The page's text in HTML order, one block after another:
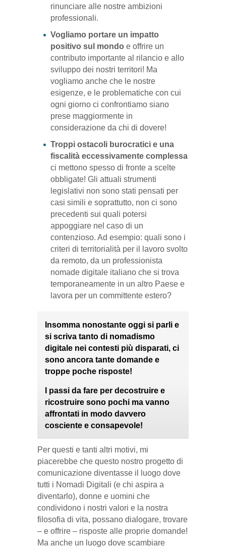
rinunciare alle nostre ambizioni
professionali.
Vogliamo portare un impatto
positivo sul mondo e offrire un
contributo importante al rilancio e allo
sviluppo dei nostri territori! Ma
vogliamo anche che le nostre
esigenze, e le problematiche con cui
ogni giorno ci confrontiamo siano
prese maggiormente in
considerazione da chi di dovere!
Troppi ostacoli burocratici e una
fiscalità eccessivamente complessa
ci mettono spesso di fronte a scelte
obbligate! Gli attuali strumenti
legislativi non sono stati pensati per
casi simili e soprattutto, non ci sono
precedenti sui quali potersi
appoggiare nel caso di un
contenzioso. Ad esempio: quali sono i
criteri di territorialità per il lavoro svolto
da remoto, da un professionista
nomade digitale italiano che si trova
temporaneamente in un altro Paese e
lavora per un committente estero?
Insomma nonostante oggi si parli e
si scriva tanto di nomadismo
digitale nei contesti più disparati, ci
sono ancora tante domande e
troppe poche risposte!
I passi da fare per decostruire e
ricostruire sono pochi ma vanno
affrontati in modo davvero
cosciente e consapevole!
Per questi e tanti altri motivi, mi
piacerebbe che questo nostro progetto di
comunicazione diventasse il luogo dove
tutti i Nomadi Digitali (e chi aspira a
diventarlo), donne e uomini che
condividono i nostri valori e la nostra
filosofia di vita, possano dialogare, trovare
– e offrire – risposte alle proprie domande!
Ma anche un luogo dove scambiare